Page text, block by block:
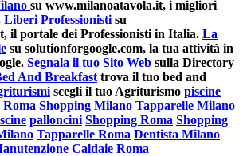
su www.milanoatavola.it, i migliori
Liberi Professionisti su
il portale dei Professionisti in Italia. La
su solutionforgoogle.com, la tua attività in
Segnala il tuo Sito Web sulla Directory
And Breakfast trova il tuo bed and
scegli il tuo Agriturismo piscine
Roma Shopping Milano Tapparelle Milano
palloncini Shopping Roma Shopping
Tapparelle Roma Dentista Milano
Caldaie Roma